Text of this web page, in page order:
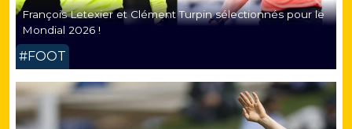
François Letexier et Clément Turpin sélectionnés pour le
Mondial 2026 !
#FOOT